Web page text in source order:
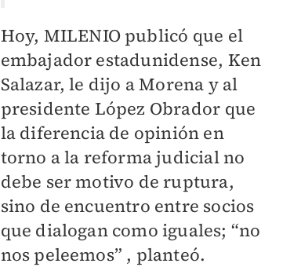
Hoy, MILENIO publicó que el
embajador estadunidense, Ken
Salazar, le dijo a Morena y al
presidente López Obrador que
la diferencia de opinión en
torno a la reforma judicial no
debe ser motivo de ruptura,
sino de encuentro entre socios
que dialogan como iguales; “no
nos peleemos” , planteó.